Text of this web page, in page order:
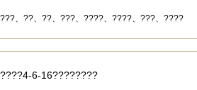
、??、??、???、????、????、???、????
6-16????????